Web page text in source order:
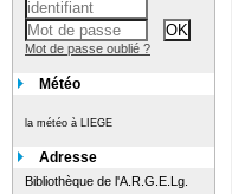
Mot de passe oublié ?
Météo
la météo à LIEGE
Adresse
Bibliothèque de l'A.R.G.E.Lg.